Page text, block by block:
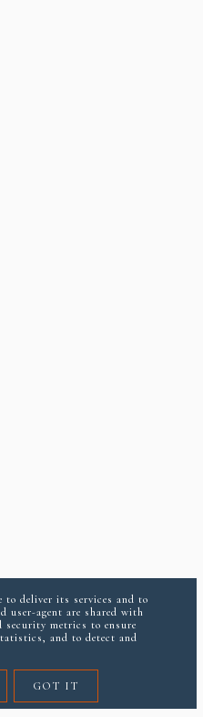
to deliver its services and to
user-agent are shared with
security metrics to ensure
and to detect and
GOT IT